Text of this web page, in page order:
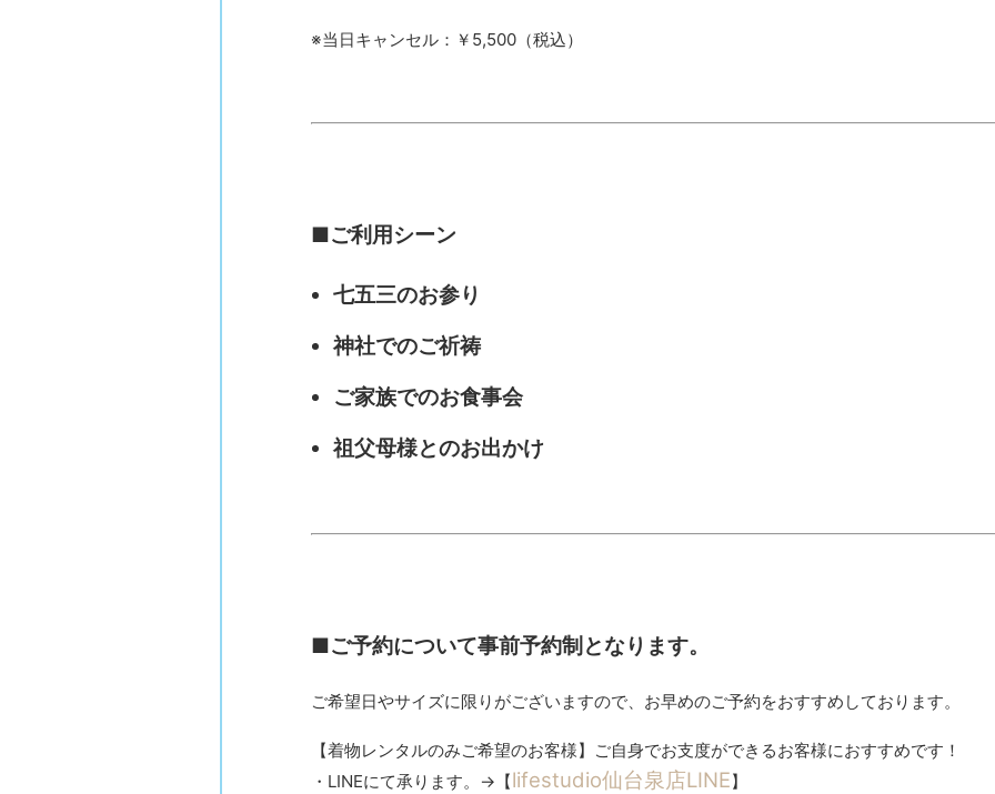
※当日キャンセル：￥5,500（税込）
■ご利用シーン
七五三のお参り
神社でのご祈祷
ご家族でのお食事会
祖父母様とのお出かけ
■ご予約について事前予約制となります。
ご希望日やサイズに限りがございますので、お早めのご予約をおすすめしております。
【着物レンタルのみご希望のお客様】ご自身でお支度ができるお客様におすすめです！
・LINEにて承ります。→【lifestudio仙台泉店LINE】